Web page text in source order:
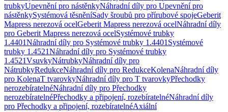
trubkyUpevnění pro nástěnkyNáhradní díly pro Upevnění pro
nástěnkySystémová těsněníSady šroubů pro přírubové spojeGeberit
Mapress nerezová ocelGeberit Mapress nerezová ocelNáhradní díly
pro Geberit Mapress nerezová ocelSystémové trubky
1.4401Náhradní díly pro Systémové trubky 1.4401 Systémové
trubky 1.4521Náhradní díly pro Systémové trubky
1.4521VsuvkyNátrubkyNáhradní díly pro
NátrubkyRedukceNáhradní díly pro RedukceKolenaNáhradní díly
pro KolenaT tvarovkyNáhradní díly pro T tvarovkyPřechodky
nerozebíratelnéNáhradní díly pro Přechodky
nerozebíratelnéPřechodky a připojení, rozebíratelnéNáhradní díly
pro Přechodky a připojení, rozebíratelnéAxiální